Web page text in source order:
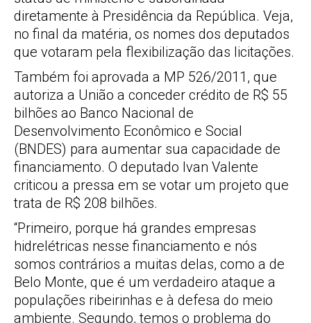
diretamente à Presidência da República. Veja,
no final da matéria, os nomes dos deputados
que votaram pela flexibilização das licitações.
Também foi aprovada a MP 526/2011, que
autoriza a União a conceder crédito de R$ 55
bilhões ao Banco Nacional de
Desenvolvimento Econômico e Social
(BNDES) para aumentar sua capacidade de
financiamento. O deputado Ivan Valente
criticou a pressa em se votar um projeto que
trata de R$ 208 bilhões.
“Primeiro, porque há grandes empresas
hidrelétricas nesse financiamento e nós
somos contrários a muitas delas, como a de
Belo Monte, que é um verdadeiro ataque a
populações ribeirinhas e à defesa do meio
ambiente. Segundo, temos o problema do